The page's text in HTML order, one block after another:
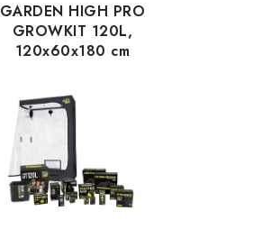
GARDEN HIGH PRO
GROWKIT 120L,
120x60x180 cm